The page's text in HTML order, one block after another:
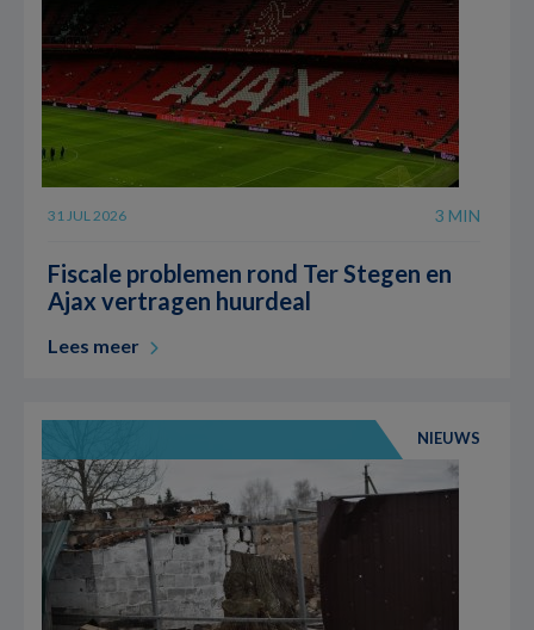
31 JUL 2026 3 MIN
Fiscale problemen rond Ter Stegen en
Ajax vertragen huurdeal
Lees meer
NIEUWS